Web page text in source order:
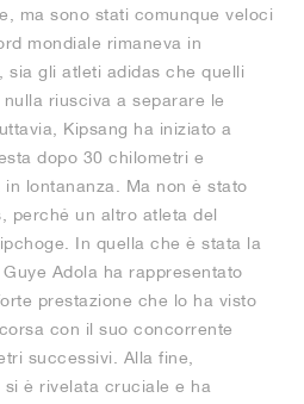
ma sono stati comunque veloci
mondiale rimaneva in
sia gli atleti adidas che quelli
riusciva a separare le
Kipsang ha iniziato a
dopo 30 chilometri e
lontananza. Ma non è stato
perché un altro atleta del
In quella che è stata la
Adola ha rappresentato
prestazione che lo ha visto
con il suo concorrente
successivi. Alla fine,
è rivelata cruciale e ha